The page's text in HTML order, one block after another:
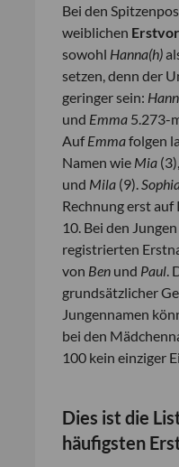
Bei den
weiblichen
sowohl Hanna(h)
setzen, denn der
geringer sein:
und Emma 5.273-
AufEmmafolgen
Namen wie Mia (3),
und Mila (9).
Rechnung erst auf
10. Bei den
registrierten
von Ben und Paul .
grundsätzlicher
Jungennamen
bei den
100 kein einziger
Dies ist die
häufigsten